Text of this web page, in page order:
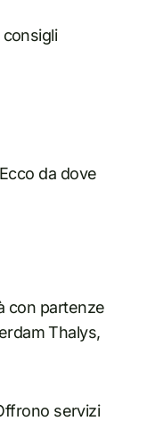
da dove
con partenze
Thalys,
servizi